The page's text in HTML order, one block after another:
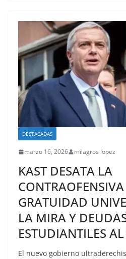
DESTACADAS
marzo 16, 2026 milagros lopez
KAST DESATA LA
GRATUIDAD
LA MIRA Y
ESTUDIANTILES
El nuevo gobierno